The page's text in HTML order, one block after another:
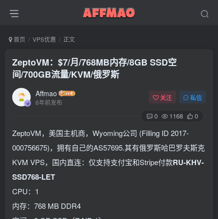
首页 VPS优惠 正文
ZeptoVM：$7/月/768MB内存/8GB SSD空
间/700GB流量/KVM/俄罗斯
Affmao
6年前发布
关注 私信
0 1168 0
ZeptoVM，美国主机商，Wyoming公司 (Filling ID 2017-
000756675)，拥有自己的AS57695.其有俄罗斯哈巴罗夫斯克
KVM VPS，国内直连：仅支持支付宝和Stripe付款RU-KHV-
SSD768-LET
CPU：1
内存：768 MB DDR4